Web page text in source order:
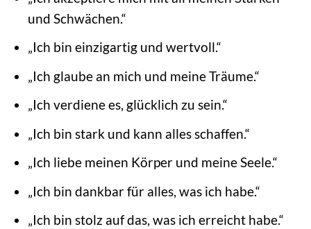
und Schwächen.“
„Ich bin einzigartig und wertvoll.“
„Ich glaube an mich und meine Träume.“
„Ich verdiene es, glücklich zu sein.“
„Ich bin stark und kann alles schaffen.“
„Ich liebe meinen Körper und meine Seele.“
„Ich bin dankbar für alles, was ich habe.“
„Ich bin stolz auf das, was ich erreicht habe.“